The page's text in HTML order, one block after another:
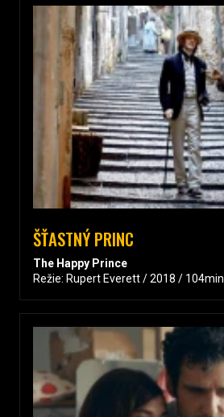
ŠŤASTNÝ PRINC
The Happy Prince
Režie: Rupert Everett / 2018 / 104min